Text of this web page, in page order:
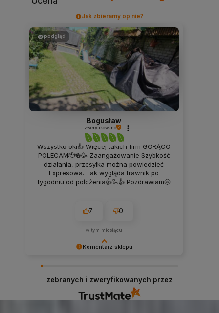
Jak zbieramy opinie?
Komentarz sklepu
jakość naszych usług. Mamy nadzieję, że już
teraz sprostaliśmy Twoim wymaganiom i wrócisz
do nas ponownie.
podgląd
Bogusław
zweryfikowano
Wszystko oki👍 Więcej takich firm GORĄCO
POLECAM🫡🍻🥳 Zaangażowanie Szybkość
działania, przesyłka można powiedzieć
Expresowa. Tak wygląda trawnik po
tygodniu od położenia👍🦾👍 Pozdrawiam🌝
7 0
w tym miesiącu
zebranych i zweryfikowanych przez